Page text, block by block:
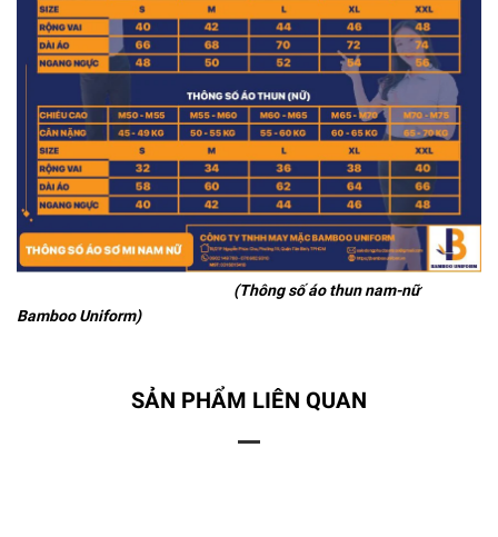
(Thông số áo thun nam-nữ
Bamboo Uniform)
SẢN PHẨM LIÊN QUAN